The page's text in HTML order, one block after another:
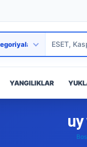
YANGILIKLAR
uy